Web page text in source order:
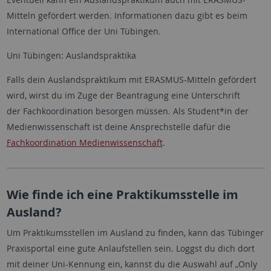
Mitteln gefördert werden. Informationen dazu gibt es beim
International Office der Uni Tübingen.
Uni Tübingen: Auslandspraktika
Falls dein Auslandspraktikum mit ERASMUS-Mitteln gefördert
wird, wirst du im Zuge der Beantragung eine Unterschrift
der Fachkoordination besorgen müssen. Als Student*in der
Medienwissenschaft ist deine Ansprechstelle dafür die
Fachkoordination Medienwissenschaft.
Wie finde ich eine Praktikumsstelle im
Ausland?
Um Praktikumsstellen im Ausland zu finden, kann das Tübinger
Praxisportal eine gute Anlaufstellen sein. Loggst du dich dort
mit deiner Uni-Kennung ein, kannst du die Auswahl auf „Only